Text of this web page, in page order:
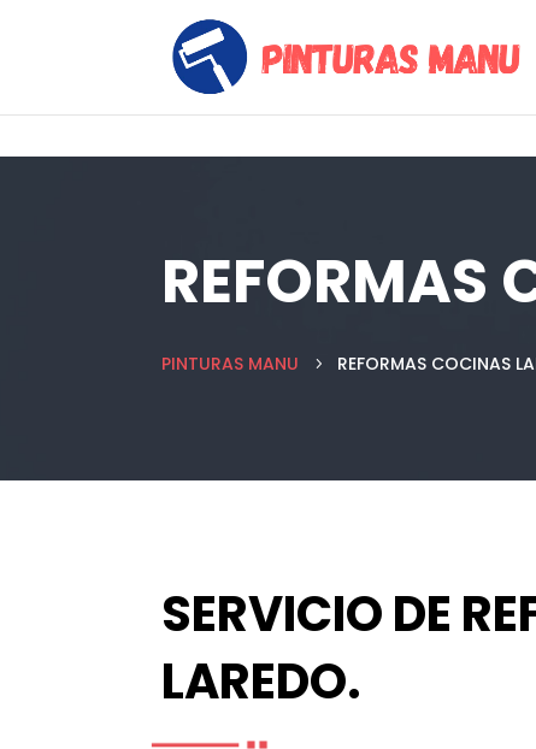
REFORMAS
PINTURAS MANU 5 REFORMAS COCINAS
SERVICIO DE
LAREDO.